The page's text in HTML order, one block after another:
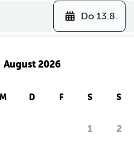
Do 13.8.
August 2026
M D F S S
1 2